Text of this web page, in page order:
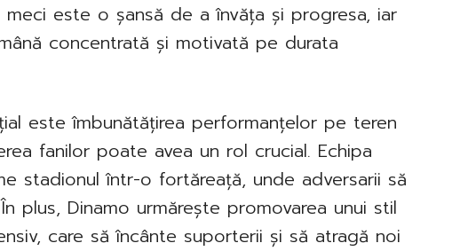
este o șansă de a învăța și progresa, iar
concentrată și motivată pe durata
este îmbunătățirea performanțelor pe teren
fanilor poate avea un rol crucial. Echipa
stadionul într-o fortăreață, unde adversarii să
plus, Dinamo urmărește promovarea unui stil
care să încânte suporterii și să atragă noi